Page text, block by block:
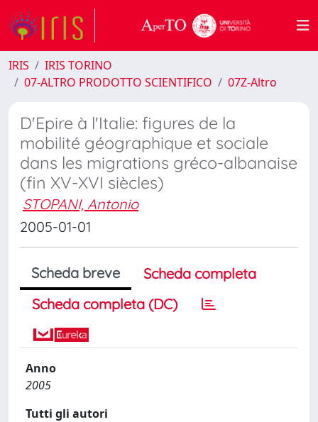
IRIS
IRIS TORINO
07-ALTRO PRODOTTO SCIENTIFICO
07Z-Altro
D'Epire à l'Italie: figures de la
mobilité géographique et sociale
dans les migrations gréco-albanaise
(fin XV-XVI siècles)
STOPANI, Antonio
2005-01-01
Scheda breve
Scheda completa
Scheda completa (DC)
Anno
2005
Tutti gli autori